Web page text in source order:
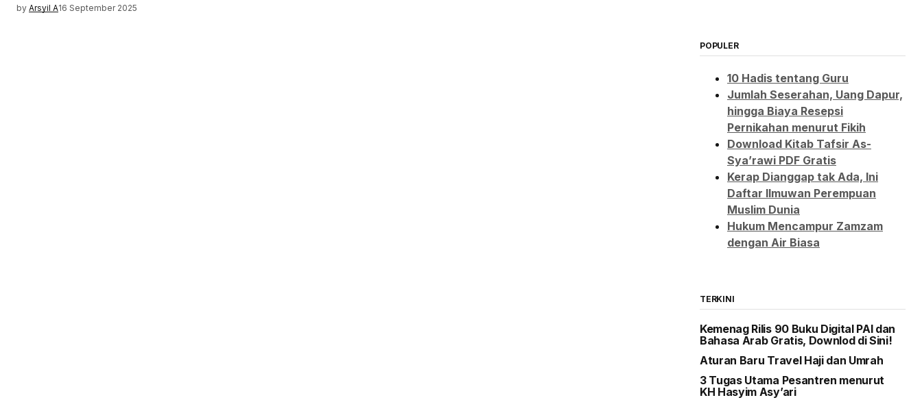
by Arsyil A16 September 2025
POPULER
10 Hadis tentang Guru
Jumlah Seserahan, Uang Dapur,
hingga Biaya Resepsi
Pernikahan menurut Fikih
Download Kitab Tafsir As-
Sya’rawi PDF Gratis
Kerap Dianggap tak Ada, Ini
Daftar Ilmuwan Perempuan
Muslim Dunia
Hukum Mencampur Zamzam
dengan Air Biasa
TERKINI
Kemenag Rilis 90 Buku Digital PAI dan
Bahasa Arab Gratis, Downlod di Sini!
Aturan Baru Travel Haji dan Umrah
3 Tugas Utama Pesantren menurut
KH Hasyim Asy’ari